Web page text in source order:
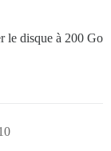
le disque à 200 Go